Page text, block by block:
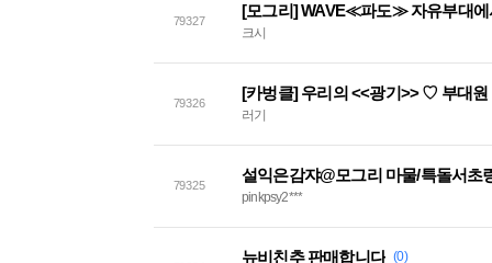
79327
[모그리] WAVE≪파도≫ 자유부대에
크시
79326
[카벙클] 우리의 <<광기>> ♡ 부대
러기
79325
설익은감쟈@모그리 마물/특돌서초
pinkpsy2***
뉴비친추 판매합니다 (0)